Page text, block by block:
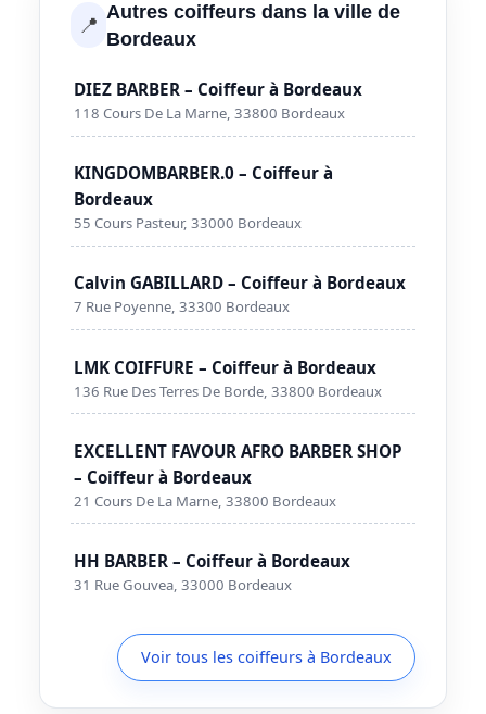
📍 Autres coiffeurs dans la ville de
Bordeaux
DIEZ BARBER – Coiffeur à Bordeaux
118 Cours De La Marne, 33800 Bordeaux
KINGDOMBARBER.0 – Coiffeur à
Bordeaux
55 Cours Pasteur, 33000 Bordeaux
Calvin GABILLARD – Coiffeur à Bordeaux
7 Rue Poyenne, 33300 Bordeaux
LMK COIFFURE – Coiffeur à Bordeaux
136 Rue Des Terres De Borde, 33800 Bordeaux
EXCELLENT FAVOUR AFRO BARBER SHOP
– Coiffeur à Bordeaux
21 Cours De La Marne, 33800 Bordeaux
HH BARBER – Coiffeur à Bordeaux
31 Rue Gouvea, 33000 Bordeaux
Voir tous les coiffeurs à Bordeaux